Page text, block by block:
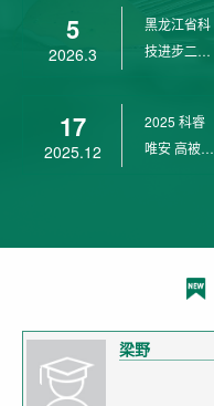
5
2026.3
黑龙江省科
技进步二等
17
2025.12
2025 科睿
唯安 高被引
梁野